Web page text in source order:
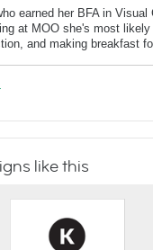
earned her BFA in
at MOO she's most
and making breakfast
like this